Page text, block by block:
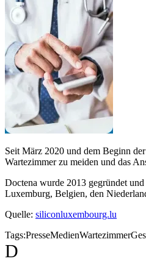
Seit März 2020 und dem Beginn
Wartezimmer zu meiden und das
Doctena wurde 2013 gegründet
Luxemburg, Belgien, den
Quelle: siliconluxembourg.lu
Tags:PresseMedienWartezimmer
D